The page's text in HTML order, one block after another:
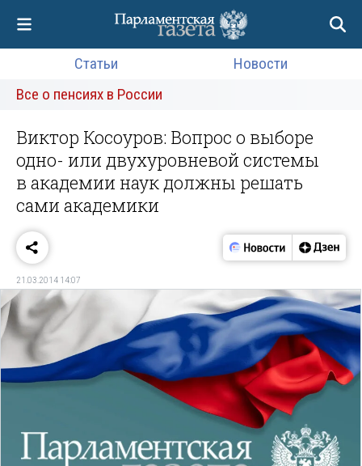
Статьи
Новости
Все о пенсиях в России
Виктор Косоуров: Вопрос о выборе
одно- или двухуровневой системы
в академии наук должны решать
сами академики
21.03.2014 14:07